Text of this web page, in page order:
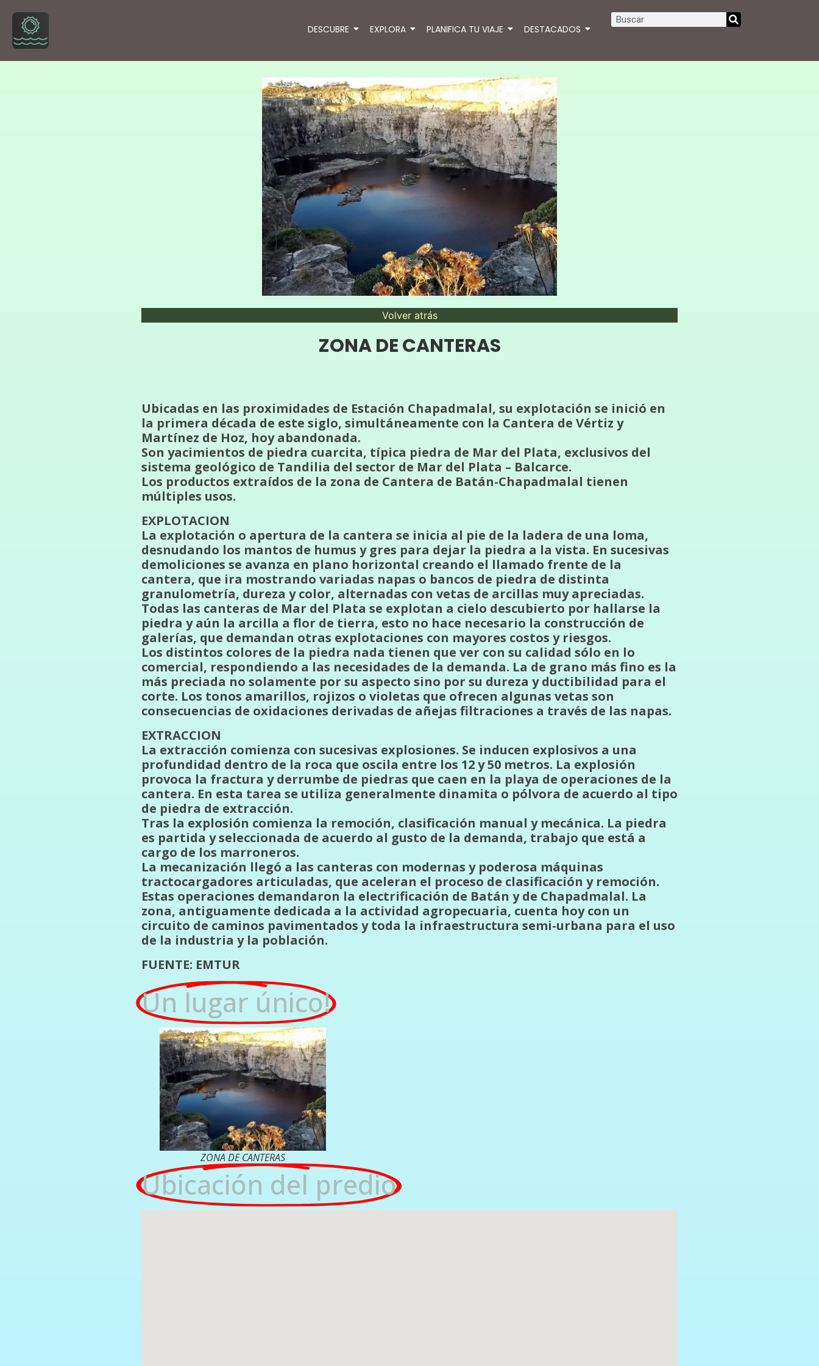
DESCUBRE EXPLORA PLANIFICA TU VIAJE DESTACADOS
Volver atrás
ZONA DE CANTERAS
Ubicadas en las proximidades de Estación Chapadmalal, su explotación se inició en
la primera década de este siglo, simultáneamente con la Cantera de Vértiz y
Martínez de Hoz, hoy abandonada.
Son yacimientos de piedra cuarcita, típica piedra de Mar del Plata, exclusivos del
sistema geológico de Tandilia del sector de Mar del Plata – Balcarce.
Los productos extraídos de la zona de Cantera de Batán-Chapadmalal tienen
múltiples usos.
EXPLOTACION
La explotación o apertura de la cantera se inicia al pie de la ladera de una loma,
desnudando los mantos de humus y gres para dejar la piedra a la vista. En sucesivas
demoliciones se avanza en plano horizontal creando el llamado frente de la
cantera, que ira mostrando variadas napas o bancos de piedra de distinta
granulometría, dureza y color, alternadas con vetas de arcillas muy apreciadas.
Todas las canteras de Mar del Plata se explotan a cielo descubierto por hallarse la
piedra y aún la arcilla a flor de tierra, esto no hace necesario la construcción de
galerías, que demandan otras explotaciones con mayores costos y riesgos.
Los distintos colores de la piedra nada tienen que ver con su calidad sólo en lo
comercial, respondiendo a las necesidades de la demanda. La de grano más fino es la
más preciada no solamente por su aspecto sino por su dureza y ductibilidad para el
corte. Los tonos amarillos, rojizos o violetas que ofrecen algunas vetas son
consecuencias de oxidaciones derivadas de añejas filtraciones a través de las napas.
EXTRACCION
La extracción comienza con sucesivas explosiones. Se inducen explosivos a una
profundidad dentro de la roca que oscila entre los 12 y 50 metros. La explosión
provoca la fractura y derrumbe de piedras que caen en la playa de operaciones de la
cantera. En esta tarea se utiliza generalmente dinamita o pólvora de acuerdo al tipo
de piedra de extracción.
Tras la explosión comienza la remoción, clasificación manual y mecánica. La piedra
es partida y seleccionada de acuerdo al gusto de la demanda, trabajo que está a
cargo de los marroneros.
La mecanización llegó a las canteras con modernas y poderosa máquinas
tractocargadores articuladas, que aceleran el proceso de clasificación y remoción.
Estas operaciones demandaron la electrificación de Batán y de Chapadmalal. La
zona, antiguamente dedicada a la actividad agropecuaria, cuenta hoy con un
circuito de caminos pavimentados y toda la infraestructura semi-urbana para el uso
de la industria y la población.
FUENTE: EMTUR
Un lugar único!
ZONA DE CANTERAS
Ubicación del predio